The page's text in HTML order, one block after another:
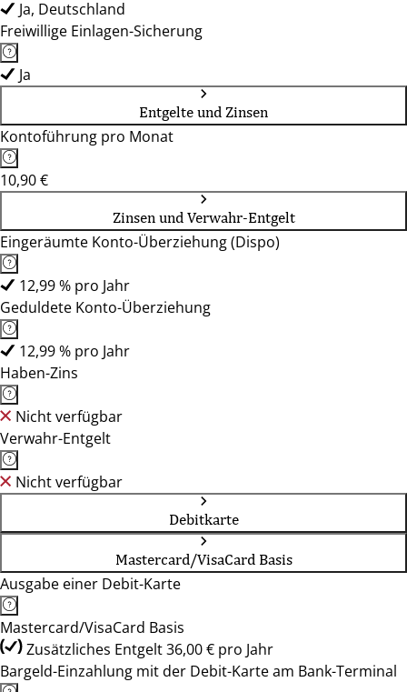
Ja, Deutschland
Freiwillige Einlagen-Sicherung
Ja
Entgelte und Zinsen
Kontoführung pro Monat
10,90 €
Zinsen und Verwahr-Entgelt
Eingeräumte Konto-Überziehung (Dispo)
12,99 % pro Jahr
Geduldete Konto-Überziehung
12,99 % pro Jahr
Haben-Zins
Nicht verfügbar
Verwahr-Entgelt
Nicht verfügbar
Debitkarte
Mastercard/VisaCard Basis
Ausgabe einer Debit-Karte
Mastercard/VisaCard Basis
Zusätzliches Entgelt 36,00 € pro Jahr
Bargeld-Einzahlung mit der Debit-Karte am Bank-Terminal